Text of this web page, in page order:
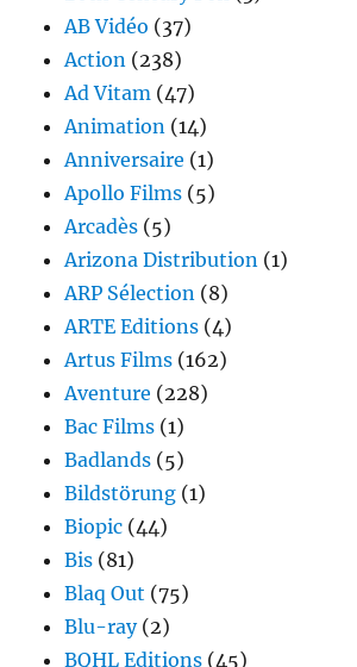
AB Vidéo (37)
Action (238)
Ad Vitam (47)
Animation (14)
Anniversaire (1)
Apollo Films (5)
Arcadès (5)
Arizona Distribution (1)
ARP Sélection (8)
ARTE Editions (4)
Artus Films (162)
Aventure (228)
Bac Films (1)
Badlands (5)
Bildstörung (1)
Biopic (44)
Bis (81)
Blaq Out (75)
Blu-ray(2)
BQHL Editions (45)